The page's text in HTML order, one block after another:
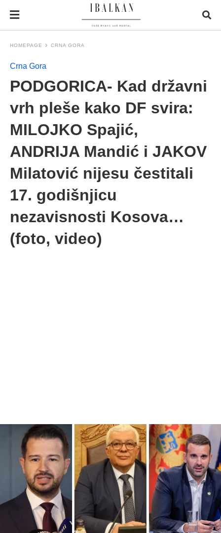
HOMEPAGE CRNA GORA
Crna Gora
PODGORICA- Kad državni
vrh pleše kako DF svira:
MILOJKO Spajić,
ANDRIJA Mandić i JAKOV
Milatović nijesu čestitali
17. godišnjicu
nezavisnosti Kosova…
(foto, video)